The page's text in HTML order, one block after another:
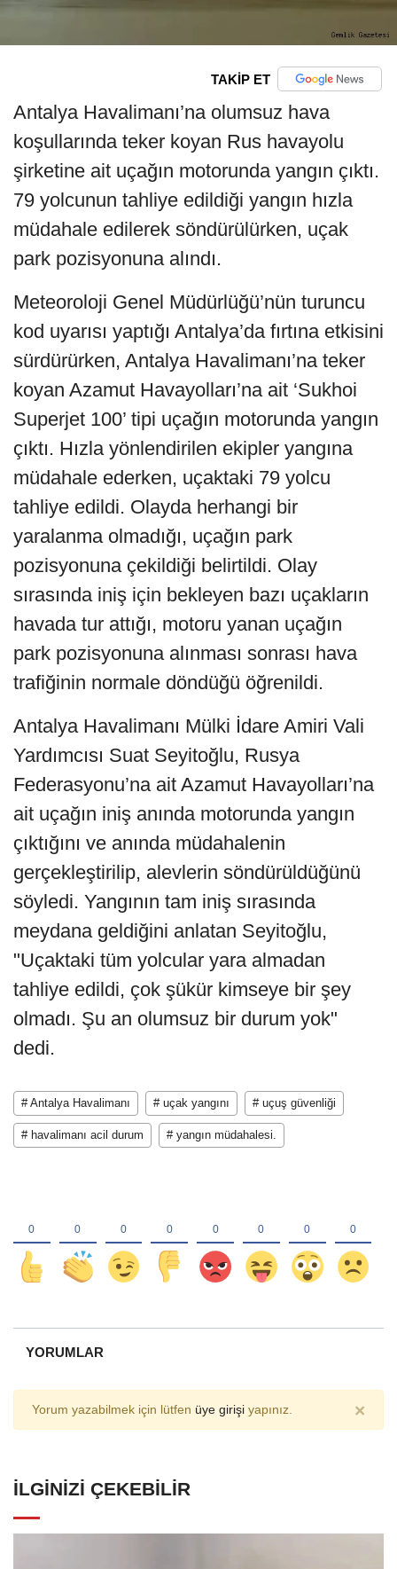
TAKİP ET
Antalya Havalimanı’na olumsuz hava
koşullarında teker koyan Rus havayolu
şirketine ait uçağın motorunda yangın çıktı.
79 yolcunun tahliye edildiği yangın hızla
müdahale edilerek söndürülürken, uçak
park pozisyonuna alındı.
Meteoroloji Genel Müdürlüğü’nün turuncu
kod uyarısı yaptığı Antalya’da fırtına etkisini
sürdürürken, Antalya Havalimanı’na teker
koyan Azamut Havayolları’na ait ‘Sukhoi
Superjet 100’ tipi uçağın motorunda yangın
çıktı. Hızla yönlendirilen ekipler yangına
müdahale ederken, uçaktaki 79 yolcu
tahliye edildi. Olayda herhangi bir
yaralanma olmadığı, uçağın park
pozisyonuna çekildiği belirtildi. Olay
sırasında iniş için bekleyen bazı uçakların
havada tur attığı, motoru yanan uçağın
park pozisyonuna alınması sonrası hava
trafiğinin normale döndüğü öğrenildi.
Antalya Havalimanı Mülki İdare Amiri Vali
Yardımcısı Suat Seyitoğlu, Rusya
Federasyonu’na ait Azamut Havayolları’na
ait uçağın iniş anında motorunda yangın
çıktığını ve anında müdahalenin
gerçekleştirilip, alevlerin söndürüldüğünü
söyledi. Yangının tam iniş sırasında
meydana geldiğini anlatan Seyitoğlu,
"Uçaktaki tüm yolcular yara almadan
tahliye edildi, çok şükür kimseye bir şey
olmadı. Şu an olumsuz bir durum yok"
dedi.
# Antalya Havalimanı # uçak yangını # uçuş güvenliği
# havalimanı acil durum # yangın müdahalesi.
YORUMLAR
Yorum yazabilmek için lütfen üye girişi yapınız. ×
İLGINIZI ÇEKEBILIR